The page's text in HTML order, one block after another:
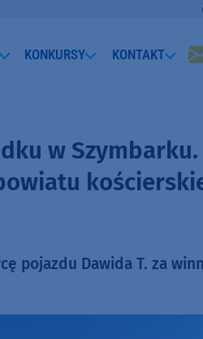
KONKURSY KONTAKT
w Szymbarku.
pojazdu Dawida T. za